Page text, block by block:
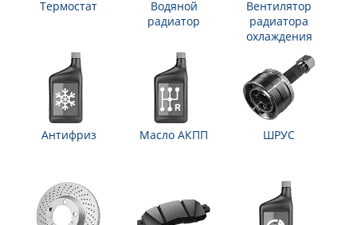
Термостат
Водяной
радиатор
Вентилятор
радиатора
охлаждения
Антифриз Масло АКПП ШРУС